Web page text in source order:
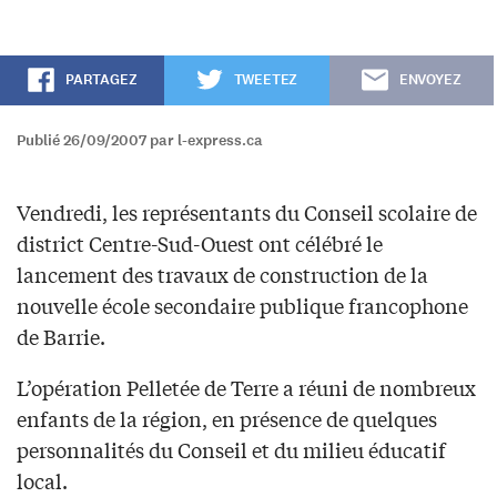
PARTAGEZ TWEETEZ ENVOYEZ
Publié 26/09/2007 par l-express.ca
Vendredi, les représentants du Conseil scolaire de
district Centre-Sud-Ouest ont célébré le
lancement des travaux de construction de la
nouvelle école secondaire publique francophone
de Barrie.
L’opération Pelletée de Terre a réuni de nombreux
enfants de la région, en présence de quelques
personnalités du Conseil et du milieu éducatif
local.